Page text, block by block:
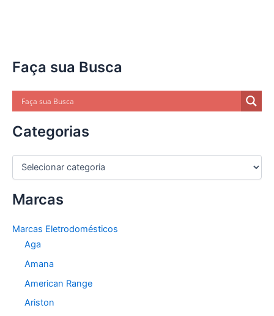
Faça sua Busca
Categorias
C
e
r
Marcas
Marcas Eletrodomésticos
Aga
Amana
American Range
Ariston